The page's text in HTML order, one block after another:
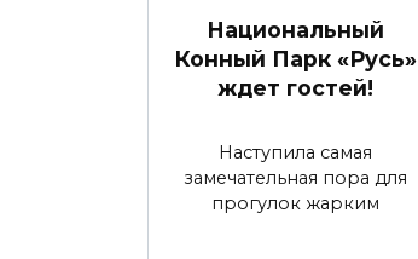
Национальный
Конный Парк «Русь»
ждет гостей!
Наступила самая
замечательная пора для
прогулок жарким